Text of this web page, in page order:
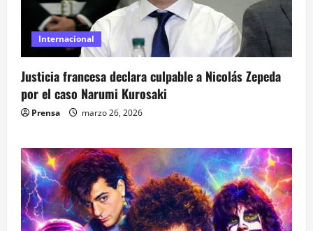
Internacional
Justicia francesa declara culpable a Nicolás Zepeda
por el caso Narumi Kurosaki
Prensa marzo 26, 2026